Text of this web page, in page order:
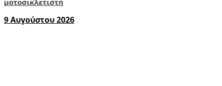
9 Αυγούστου 2026